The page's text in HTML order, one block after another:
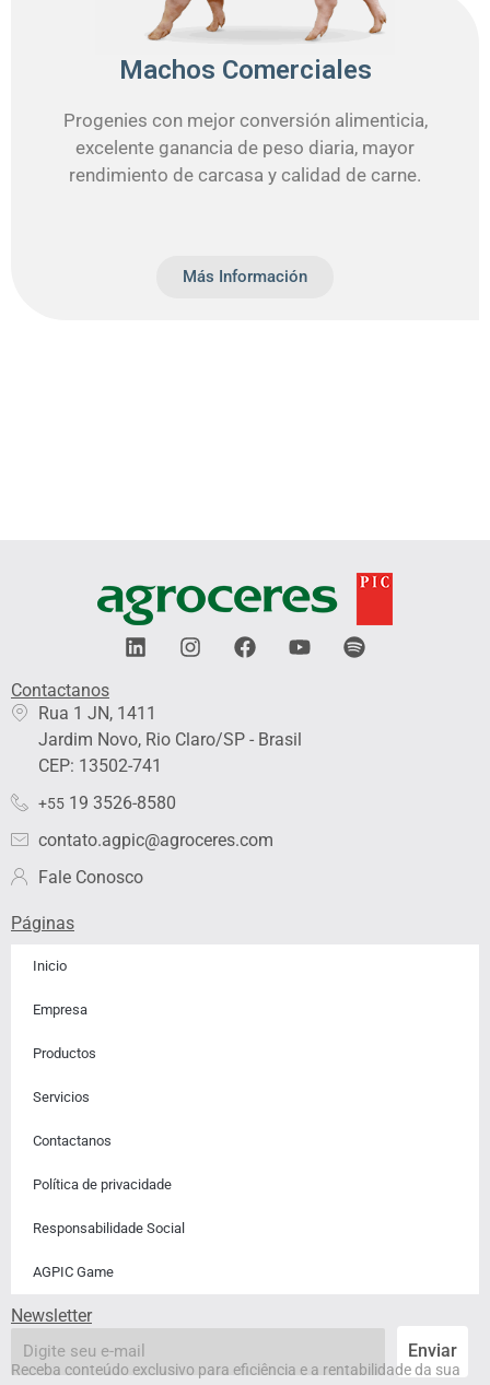
Machos Comerciales
Progenies con mejor conversión alimenticia,
excelente ganancia de peso diaria, mayor
rendimiento de carcasa y calidad de carne.
Más Información
L
i
k
e
d
i
I
n
g
F
a
o
Y
o
b
S
p
Contactanos​
Rua 1 JN, 1411
Jardim Novo, Rio Claro/SP - Brasil
CEP: 13502-741
+55 19 3526-8580
contato.agpic@agroceres.com
Fale Conosco
Páginas
Inicio
Empresa
Productos
Servicios
Contactanos​
Política de privacidade
Responsabilidade Social
AGPIC Game
Newsletter
Enviar
Receba conteúdo exclusivo para eficiência e a rentabilidade da sua